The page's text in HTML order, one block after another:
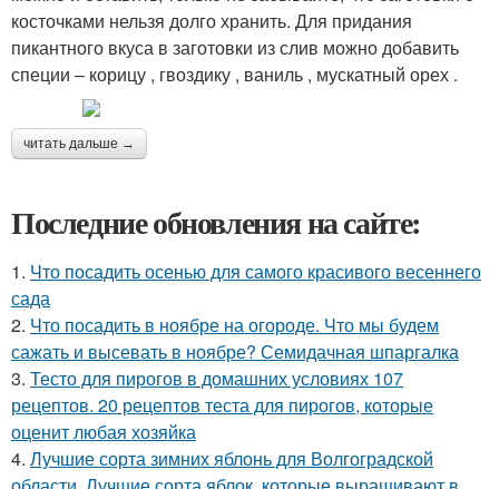
косточками нельзя долго хранить. Для придания
пикантного вкуса в заготовки из слив можно добавить
специи – корицу , гвоздику , ваниль , мускатный орех .
читать дальше →
Последние обновления на сайте:
1. Что посадить осенью для самого красивого весеннего
сада
2. Что посадить в ноябре на огороде. Что мы будем
сажать и высевать в ноябре? Семидачная шпаргалка
3. Тесто для пирогов в домашних условиях 107
рецептов. 20 рецептов теста для пирогов, которые
оценит любая хозяйка
4. Лучшие сорта зимних яблонь для Волгоградской